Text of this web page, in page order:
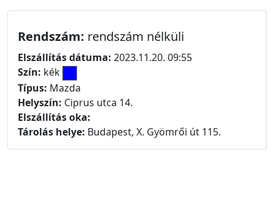
Rendszám: rendszám nélküli
Elszállítás dátuma: 2023.11.20. 09:55
Szín: kék
Típus: Mazda
Helyszín: Ciprus utca 14.
Elszállítás oka:
Tárolás helye: Budapest, X. Gyömrői út 115.